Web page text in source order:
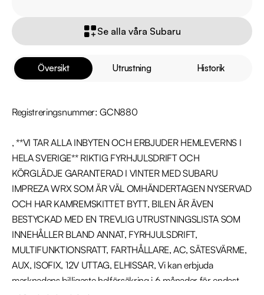
Översikt Utrustning Historik
Registreringsnummer: GCN880
, **VI TAR ALLA INBYTEN OCH ERBJUDER HEMLEVERNS I
HELA SVERIGE** RIKTIG FYRHJULSDRIFT OCH
KÖRGLÄDJE GARANTERAD I VINTER MED SUBARU
IMPREZA WRX SOM ÄR VÄL OMHÄNDERTAGEN NYSERVAD
OCH HAR KAMREMSKITTET BYTT, BILEN ÄR ÄVEN
BESTYCKAD MED EN TREVLIG UTRUSTNINGSLISTA SOM
INNEHÅLLER BLAND ANNAT, FYRHJULSDRIFT,
MULTIFUNKTIONSRATT, FARTHÅLLARE, AC, SÄTESVÄRME,
AUX, ISOFIX, 12V UTTAG, ELHISSAR, Vi kan erbjuda
marknadens billigaste helförsäkring i 6 månader för endast
Se alla våra Subaru